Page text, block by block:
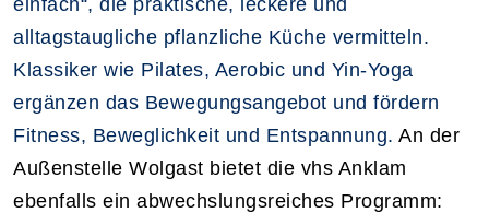
alltagstaugliche pflanzliche Küche vermitteln.
Klassiker wie Pilates, Aerobic und Yin‑Yoga
ergänzen das Bewegungsangebot und fördern
Fitness, Beweglichkeit und Entspannung. An der
Außenstelle Wolgast bietet die vhs Anklam
ebenfalls ein abwechslungsreiches Programm: